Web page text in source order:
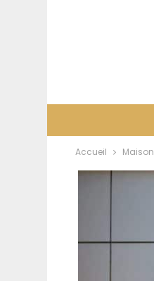
Accueil Maison